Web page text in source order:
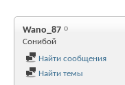
Wano_87
Сонибой
Найти сообщения
Найти темы